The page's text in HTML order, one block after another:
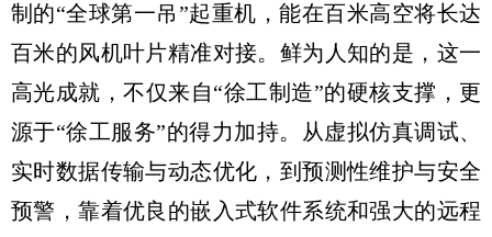
制的“全球第一吊”起重机，能在百米高空将长达
百米的风机叶片精准对接。鲜为人知的是，这一
高光成就，不仅来自“徐工制造”的硬核支撑，更
源于“徐工服务”的得力加持。从虚拟仿真调试、
实时数据传输与动态优化，到预测性维护与安全
预警，靠着优良的嵌入式软件系统和强大的远程